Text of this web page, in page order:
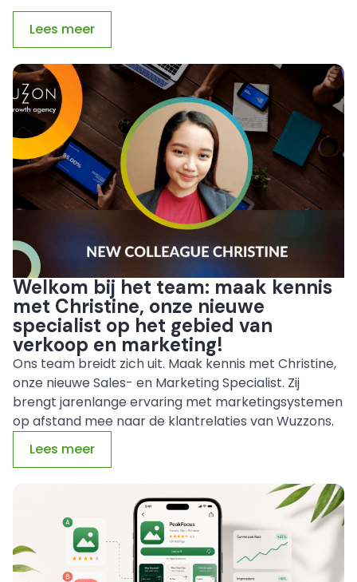
Lees meer
Welkom bij het team: maak kennis
met Christine, onze nieuwe
specialist op het gebied van
verkoop en marketing!
Ons team breidt zich uit. Maak kennis met Christine,
onze nieuwe Sales- en Marketing Specialist. Zij
brengt jarenlange ervaring met marketingsystemen
op afstand mee naar de klantrelaties van Wuzzons.
Lees meer